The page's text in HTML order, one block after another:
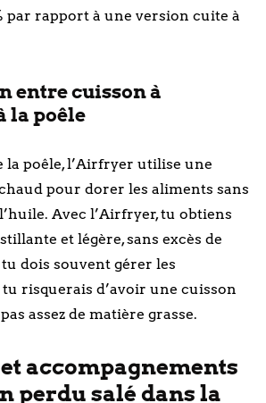
par rapport à une version cuite à
entre cuisson à
la poêle
la poêle, l’Airfryer utilise une
pour dorer les aliments sans
Avec l’Airfryer, tu obtiens
et légère, sans excès de
dois souvent gérer les
risquerais d’avoir une cuisson
assez de matière grasse.
accompagnements
perdu salé dans la